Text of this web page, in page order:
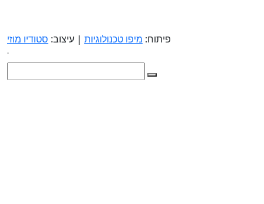
פיתוח: מיפו טכנולוגיות | עיצוב: סטודיו מוזי
.